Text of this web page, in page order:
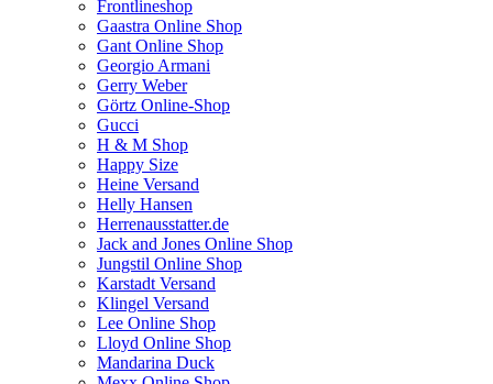
Frontlineshop
Gaastra Online Shop
Gant Online Shop
Georgio Armani
Gerry Weber
Görtz Online-Shop
Gucci
H & M Shop
Happy Size
Heine Versand
Helly Hansen
Herrenausstatter.de
Jack and Jones Online Shop
Jungstil Online Shop
Karstadt Versand
Klingel Versand
Lee Online Shop
Lloyd Online Shop
Mandarina Duck